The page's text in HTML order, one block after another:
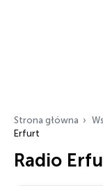
Strona główna
Erfurt
Radio